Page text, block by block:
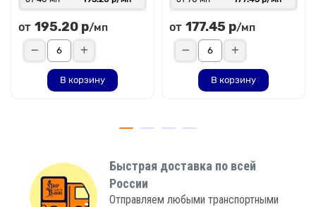
от 195.20 р/мп
В корзину
от 177.45 р/мп
В корзину
Быстрая доставка по всей
России
Отправляем любыми транспортными